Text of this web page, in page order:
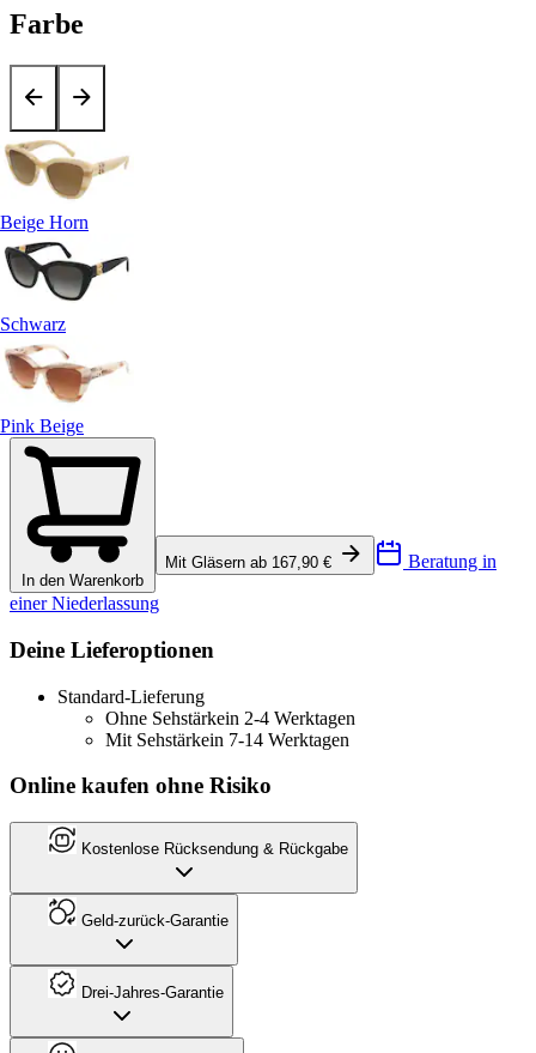
Farbe
Beige Horn
Schwarz
Pink Beige
In den Warenkorb
Mit Gläsern ab 167,90 € Beratung in
einer Niederlassung
Deine Lieferoptionen
Standard-Lieferung
Ohne Sehstärkein 2-4 Werktagen
Mit Sehstärkein 7-14 Werktagen
Online kaufen ohne Risiko
Kostenlose Rücksendung & Rückgabe
Geld-zurück-Garantie
Drei-Jahres-Garantie